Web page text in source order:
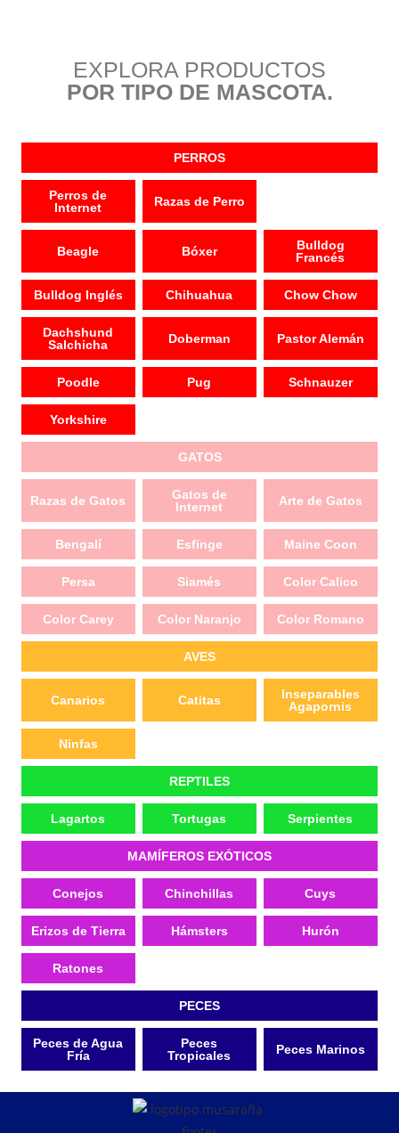
EXPLORA PRODUCTOS
POR TIPO DE MASCOTA.
PERROS
Perros de
Internet
Razas de Perro
Beagle Bóxer
Bulldog
Francés
Bulldog Inglés Chihuahua Chow Chow
Dachshund
Salchicha
Doberman Pastor Alemán
Poodle Pug Schnauzer
Yorkshire
GATOS
Razas de Gatos
Gatos de
Internet
Arte de Gatos
Bengalí Esfinge Maine Coon
Persa Siamés Color Calico
Color Carey Color Naranjo Color Romano
AVES
Canarios Catitas
Inseparables
Agapornis
Ninfas
REPTILES
Lagartos Tortugas Serpientes
MAMÍFEROS EXÓTICOS
Conejos Chinchillas Cuys
Erizos de Tierra Hámsters Hurón
Ratones
PECES
Peces de Agua
Fría
Peces
Tropicales
Peces Marinos